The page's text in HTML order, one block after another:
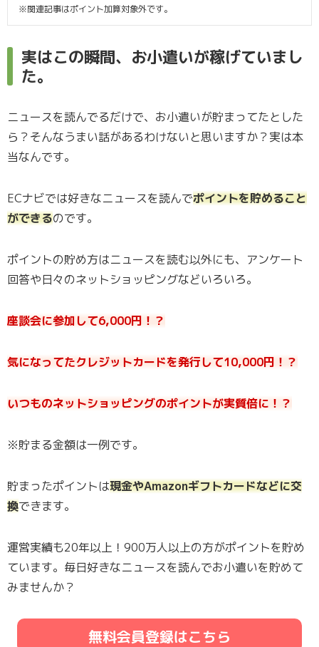
※関連記事はポイント加算対象外です。
実はこの瞬間、お小遣いが稼げていまし
た。
ニュースを読んでるだけで、お小遣いが貯まってたとした
ら？そんなうまい話があるわけないと思いますか？実は本
当なんです。
ECナビでは好きなニュースを読んでポイントを貯めること
ができるのです。
ポイントの貯め方はニュースを読む以外にも、アンケート
回答や日々のネットショッピングなどいろいろ。
座談会に参加して6,000円！？
気になってたクレジットカードを発行して10,000円！？
いつものネットショッピングのポイントが実質倍に！？
※貯まる金額は一例です。
貯まったポイントは現金やAmazonギフトカードなどに交
換できます。
運営実績も20年以上！900万人以上の方がポイントを貯め
ています。毎日好きなニュースを読んでお小遣いを貯めて
みませんか？
無料会員登録はこちら